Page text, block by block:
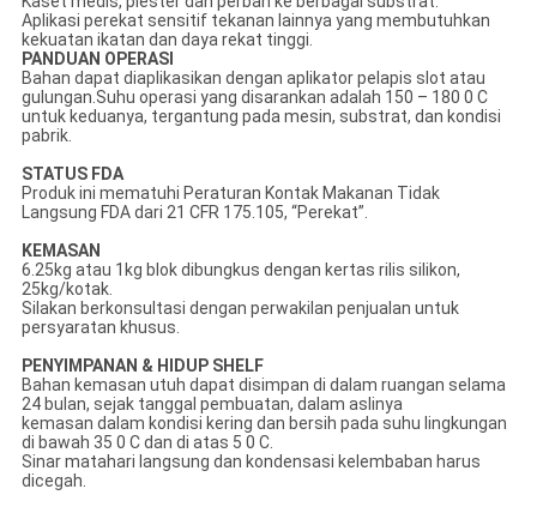
Aplikasi perekat sensitif tekanan lainnya yang membutuhkan
kekuatan ikatan dan daya rekat tinggi.
PANDUAN OPERASI
Bahan dapat diaplikasikan dengan aplikator pelapis slot atau
gulungan.Suhu operasi yang disarankan adalah 150 – 180 0 C
untuk keduanya, tergantung pada mesin, substrat, dan kondisi
pabrik.
STATUS FDA
Produk ini mematuhi Peraturan Kontak Makanan Tidak
Langsung FDA dari 21 CFR 175.105, “Perekat”.
KEMASAN
6.25kg atau 1kg blok dibungkus dengan kertas rilis silikon,
25kg/kotak.
Silakan berkonsultasi dengan perwakilan penjualan untuk
persyaratan khusus.
PENYIMPANAN & HIDUP SHELF
Bahan kemasan utuh dapat disimpan di dalam ruangan selama
24 bulan, sejak tanggal pembuatan, dalam aslinya
kemasan dalam kondisi kering dan bersih pada suhu lingkungan
di bawah 35 0 C dan di atas 5 0 C.
Sinar matahari langsung dan kondensasi kelembaban harus
dicegah.